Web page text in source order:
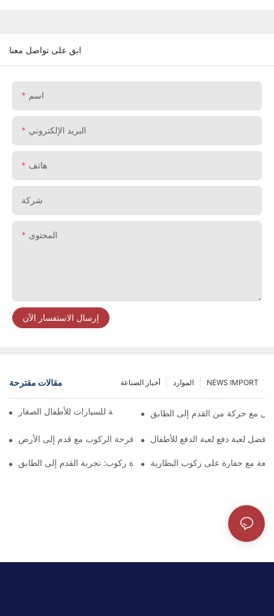
ابق على تواصل معنا
اسم
البريد الإلكتروني
هاتف
شركة
المحتوى
إرسال الاستفسار الآن
مقالات مقترحة NEWS IMPORT الموارد أخبار الصناعة
أفضل 5 أفضل قدم إلى أرضية للسيارات للأطفال الصغار
استكشف فرحة الركوب مع قدم إلى الأرضلعبة دفع لعبة الدفع للأطفال
استكشاف في الهواء الطلق بسيارة ركوب: تجربة القدم إلى الطابق
مع حفارة على ركوب البطارية